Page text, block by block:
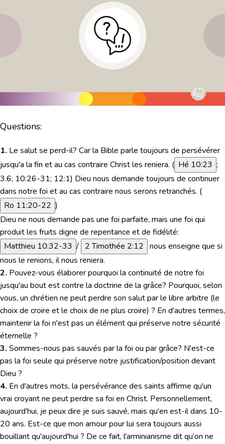
Questions:
1. Le salut se perd-il? Car la Bible parle toujours de persévérer
jusqu'a la fin et au cas contraire Christ les reniera. ( Hé 10:23 ;
3.6; 10:26-31; 12:1) Dieu nous demande toujours de continuer
dans notre foi et au cas contraire nous serons retranchés. (
Ro 11:20-22 )
Dieu ne nous demande pas une foi parfaite, mais une foi qui
produit les fruits digne de repentance et de fidélité:
Matthieu 10:32-33 / 2 Timothée 2:12 nous enseigne que si
nous le renions, il nous reniera.
2. Pouvez-vous élaborer pourquoi la continuité de notre foi
jusqu'au bout est contre la doctrine de la grâce? Pourquoi, selon
vous, un chrétien ne peut perdre son salut par le libre arbitre (le
choix de croire et le choix de ne plus croire) ? En d'autres termes,
maintenir la foi n'est pas un élément qui préserve notre sécurité
éternelle ?
3. Sommes-nous pas sauvés par la foi ou par grâce? N'est-ce
pas la foi seule qui préserve notre justification/position devant
Dieu ?
4. En d'autres mots, la persévérance des saints affirme qu'un
vrai croyant ne peut perdre sa foi en Christ. Personnellement,
aujourd'hui, je peux dire je suis sauvé, mais qu'en est-il dans 10-
20 ans. Est-ce que mon amour pour lui sera toujours aussi
bouillant qu'aujourd'hui ? De ce fait, l'arminianisme dit qu'on ne